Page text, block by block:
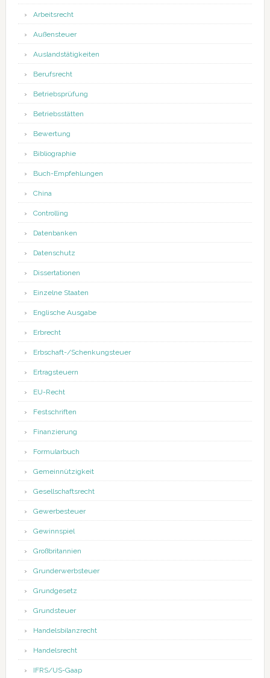
Arbeitsrecht
Außensteuer
Auslandstätigkeiten
Berufsrecht
Betriebsprüfung
Betriebsstätten
Bewertung
Bibliographie
Buch-Empfehlungen
China
Controlling
Datenbanken
Datenschutz
Dissertationen
Einzelne Staaten
Englische Ausgabe
Erbrecht
Erbschaft-/Schenkungsteuer
Ertragsteuern
EU-Recht
Festschriften
Finanzierung
Formularbuch
Gemeinnützigkeit
Gesellschaftsrecht
Gewerbesteuer
Gewinnspiel
Großbritannien
Grunderwerbsteuer
Grundgesetz
Grundsteuer
Handelsbilanzrecht
Handelsrecht
IFRS/US-Gaap